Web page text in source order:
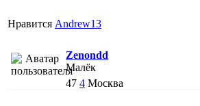
Нравится Andrew13
Zenondd
Малёк
47 4 Москва